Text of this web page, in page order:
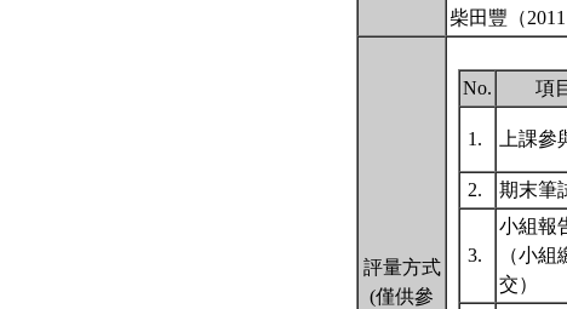
柴田豐（
評量方式
(僅供參
No. 項
1. 上課參
2.
期末筆
3.
小組報
（小組
交）